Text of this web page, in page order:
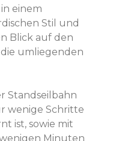
einem
Stil und
Blick auf den
umliegenden
Standseilbahn
wenige Schritte
ist, sowie mit
Minuten